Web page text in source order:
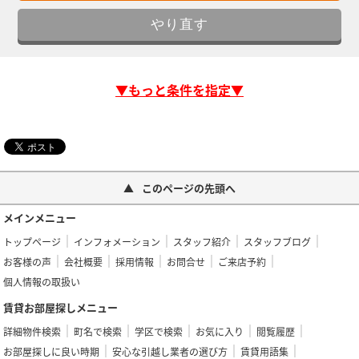
▼もっと条件を指定▼
このページの先頭へ
メインメニュー
トップページ インフォメーション スタッフ紹介
スタッフブログ
お客様の声
会社概要 採用情報 お問合せ
ご来店予約
個人情報の取扱い
賃貸お部屋探しメニュー
詳細物件検索 町名で検索 学区で検索 お気に入り
閲覧履歴
お部屋探しに良い時期
安心な引越し業者の選び方
賃貸用語集